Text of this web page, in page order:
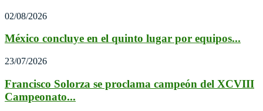
02/08/2026
México concluye en el quinto lugar por equipos...
23/07/2026
Francisco Solorza se proclama campeón del XCVIII
Campeonato...